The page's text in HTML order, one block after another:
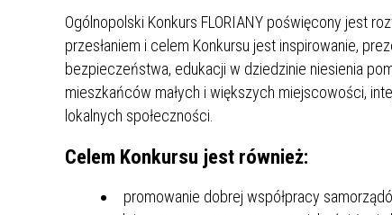
PODSTAWOWE INFORMACJE,
STAWKI I FORMULARZE
INFORMACJE ZUS
INFORMACJE KRUS
DOTACJE DLA NIEPUBLICZNYCH
SZKÓŁ I PRZEDSZKOLI W
BĘDZINIE
POMOC ZDROWOTNA DLA
Ogólnopolski Konkurs FLORIANY poświęcony jest
przesłaniem i celem Konkursu jest inspirowanie,
bezpieczeństwa, edukacji w dziedzinie niesienia
mieszkańców małych i większych miejscowości,
lokalnych społeczności.
Celem Konkursu jest również:
promowanie dobrej współpracy